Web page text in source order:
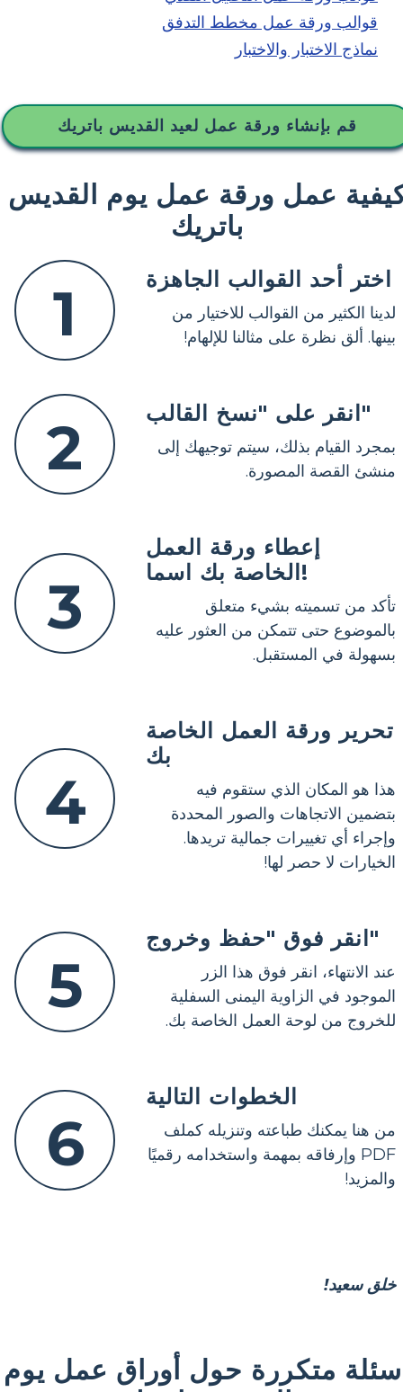
قوالب ورقة عمل مخطط التدفق
نماذج الاختبار والاختبار
قم بإنشاء ورقة عمل لعيد القديس باتريك
عمل ورقة عمل يوم القديس
باتريك
1 اختر أحد القوالب الجاهزة
لدينا الكثير من القوالب للاختيار من
بينها. ألق نظرة على مثالنا للإلهام!
2 انقر على "نسخ القالب"
بمجرد القيام بذلك، سيتم توجيهك إلى
منشئ القصة المصورة.
3
إعطاء ورقة العمل
الخاصة بك اسما!
تأكد من تسميته بشيء متعلق
بالموضوع حتى تتمكن من العثور عليه
بسهولة في المستقبل.
4
تحرير ورقة العمل الخاصة
بك
هذا هو المكان الذي ستقوم فيه
بتضمين الاتجاهات والصور المحددة
وإجراء أي تغييرات جمالية تريدها.
الخيارات لا حصر لها!
5
انقر فوق "حفظ وخروج"
عند الانتهاء، انقر فوق هذا الزر
الموجود في الزاوية اليمنى السفلية
للخروج من لوحة العمل الخاصة بك.
6
الخطوات التالية
من هنا يمكنك طباعته وتنزيله كملف
PDF وإرفاقه بمهمة واستخدامه رقميًا
والمزيد!
خلق سعيد!
متكررة حول أوراق عمل يوم